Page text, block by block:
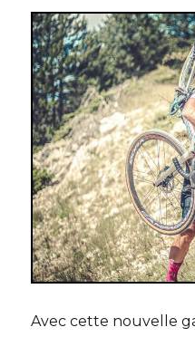
Avec cette nouvelle